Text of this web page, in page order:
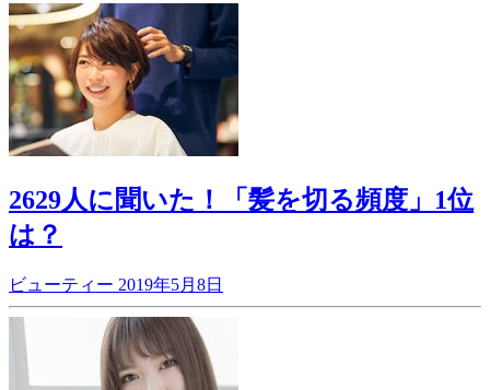
2629人に聞いた！「髪を切る頻度」1位
は？
ビューティー 2019年5月8日